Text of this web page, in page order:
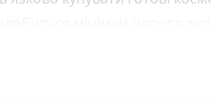
входять до складу